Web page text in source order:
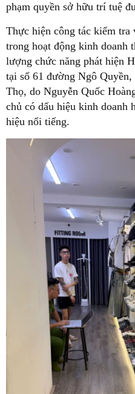
phạm quyền sở hữu trí tuệ
Thực hiện công tác kiểm tra
trong hoạt động kinh doanh
lượng chức năng phát hiện
tại số 61 đường Ngô
Thọ, do Nguyễn Quốc
chủ có dấu hiệu kinh doanh
hiệu nổi tiếng.